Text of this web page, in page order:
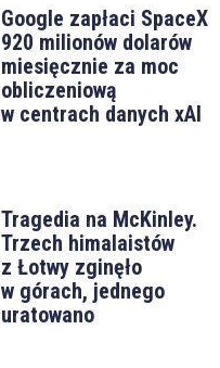
Google zapłaci SpaceX
920 milionów dolarów
miesięcznie za moc
obliczeniową
w centrach danych xAI
Tragedia na McKinley.
Trzech himalaistów
z Łotwy zginęło
w górach, jednego
uratowano